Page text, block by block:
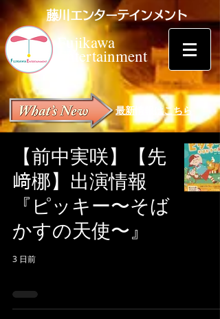
Fujikawa
Entertainment
藤川エンターテインメント
最新情報はこちら
【前中実咲】【先
﨑梛】出演情報
『ピッキー〜そば
かすの天使〜』
3 日前